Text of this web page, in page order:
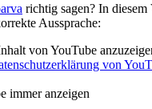
richtig sagen? In diesem
Aussprache:
von YouTube
von
immer anzeigen